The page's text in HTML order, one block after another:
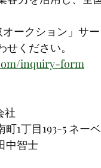
ークション」サ
ください。
inquiry-form
社
町1丁目193-5 ネー
中智士